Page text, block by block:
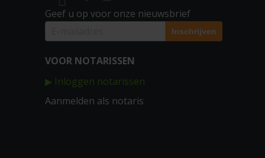
Geef u op voor onze nieuwsbrief
VOOR NOTARISSEN
▶ Inloggen notarissen
Aanmelden als notaris